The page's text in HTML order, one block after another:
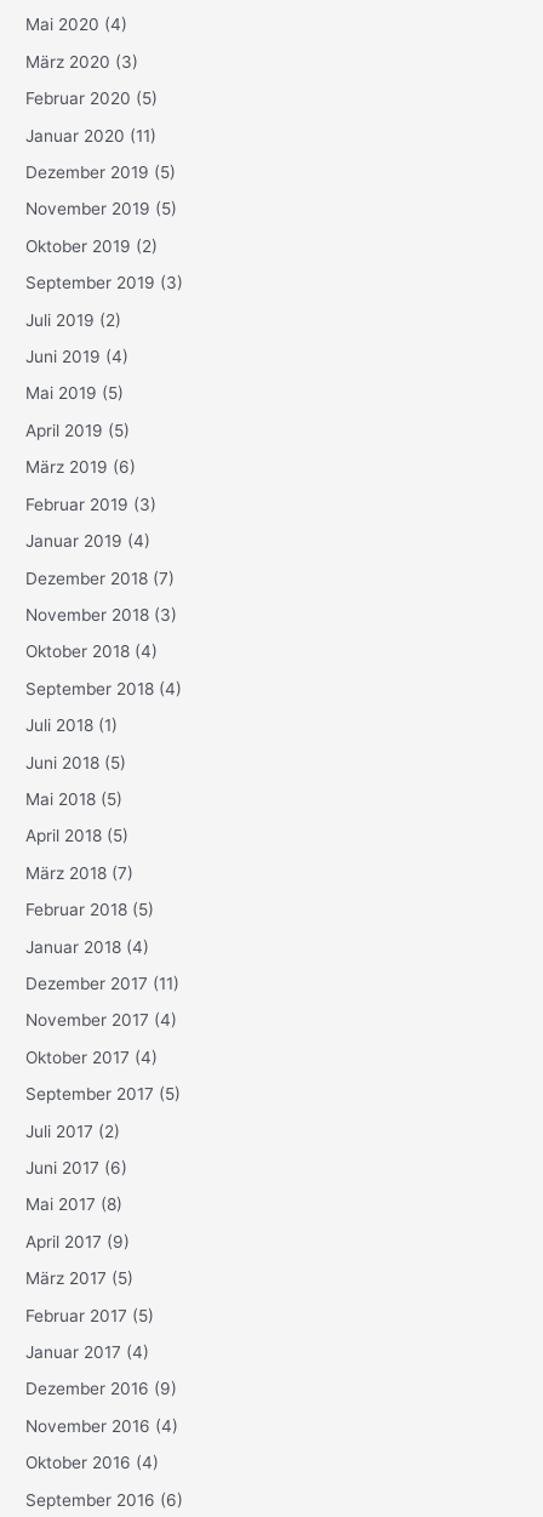
Mai 2020 (4)
März 2020 (3)
Februar 2020 (5)
Januar 2020 (11)
Dezember 2019 (5)
November 2019 (5)
Oktober 2019 (2)
September 2019 (3)
Juli 2019 (2)
Juni 2019 (4)
Mai 2019 (5)
April 2019 (5)
März 2019 (6)
Februar 2019 (3)
Januar 2019 (4)
Dezember 2018 (7)
November 2018 (3)
Oktober 2018 (4)
September 2018 (4)
Juli 2018 (1)
Juni 2018 (5)
Mai 2018 (5)
April 2018 (5)
März 2018 (7)
Februar 2018 (5)
Januar 2018 (4)
Dezember 2017 (11)
November 2017 (4)
Oktober 2017 (4)
September 2017 (5)
Juli 2017 (2)
Juni 2017 (6)
Mai 2017 (8)
April 2017 (9)
März 2017 (5)
Februar 2017 (5)
Januar 2017 (4)
Dezember 2016 (9)
November 2016 (4)
Oktober 2016 (4)
September 2016 (6)